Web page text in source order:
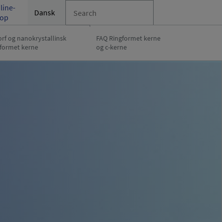
Dansk
og nanokrystallinsk
kerne
FAQ Ringformet kerne
og c-kerne